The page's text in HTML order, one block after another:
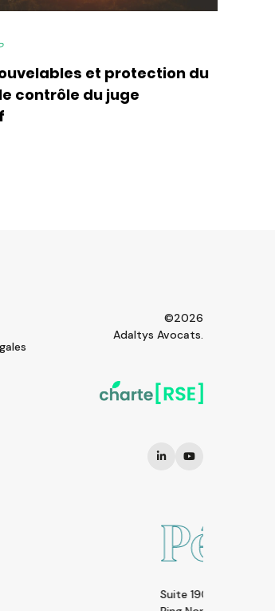
et protection du
contrôle du juge
©2026
Adaltys Avocats.
SOHO Nexus Cente | A19 East Third